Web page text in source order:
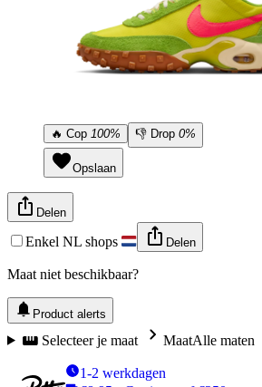
🔥 Cop 100% 👎 Drop 0%
Opslaan
Delen
Enkel NL shops Delen
Maat niet beschikbaar?
Product alerts
Selecteer je maat MaatAlle maten
1-2 werkdagen